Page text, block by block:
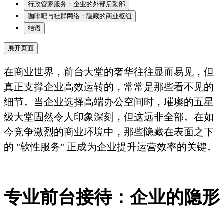
行政管家服务：企业的外部后勤部
咖啡吧与社群网络：隐藏的商业枢纽
结语
展开页面
在商业世界，前台大堂的奢华往往显而易见，但
真正支撑企业高效运转的，常常是那些看不见的
细节。当企业选择高端办公空间时，璀璨的五星
级大堂固然令人印象深刻，但这远非全部。在如
今竞争激烈的商业环境中，那些隐藏在表面之下
的 "软性服务" 正成为企业提升运营效率的关键。
专业前台接待：企业的隐形